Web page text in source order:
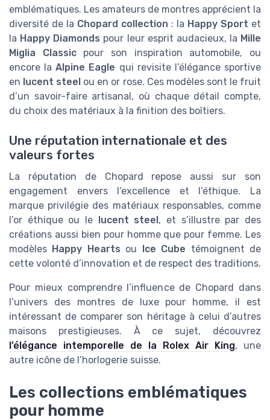
emblématiques. Les amateurs de montres apprécient la
diversité de la Chopard collection : la Happy Sport et
la Happy Diamonds pour leur esprit audacieux, la Mille
Miglia Classicpour son inspiration automobile, ou
encore laAlpine Eagle qui revisite l’élégance sportive
en lucent steel ou en or rose. Ces modèles sont le fruit
d’un savoir-faire artisanal, où chaque détail compte,
du choix des matériaux à la finition des boîtiers.
Une réputation internationale et des
valeurs fortes
La réputation de Chopard repose aussi sur son
engagement envers l’excellence et l’éthique. La
marque privilégie des matériaux responsables, comme
l’or éthique ou le lucent steel, et s’illustre par des
créations aussi bien pour homme que pour femme. Les
modèles Happy Hearts ou Ice Cube témoignent de
cette volonté d’innovation et de respect des traditions.
Pour mieux comprendre l’influence de Chopard dans
l’univers des montres de luxe pour homme, il est
intéressant de comparer son héritage à celui d’autres
maisons prestigieuses. À ce sujet, découvrez
l’élégance intemporelle de la Rolex Air King, une
autre icône de l’horlogerie suisse.
Les collections emblématiques
pour homme